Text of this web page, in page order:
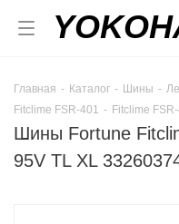
Главная - Каталог - Шины -
Fitclime FSR-401 - Fitclime
Шины Fortune
95V TL XL